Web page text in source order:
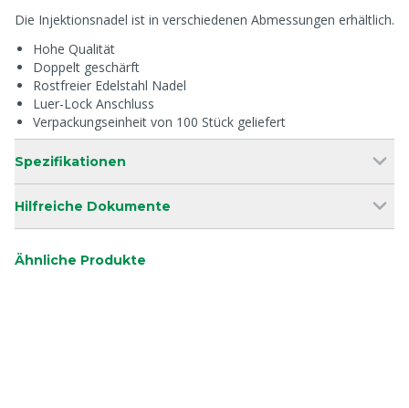
Die Injektionsnadel ist in verschiedenen Abmessungen erhältlich.
Hohe Qualität
Doppelt geschärft
Rostfreier Edelstahl Nadel
Luer-Lock Anschluss
Verpackungseinheit von 100 Stück geliefert
Spezifikationen
Hilfreiche Dokumente
Ähnliche Produkte